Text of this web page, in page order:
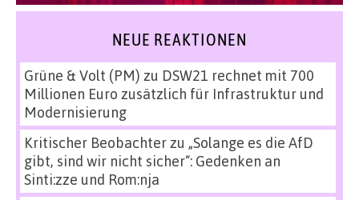
NEUE REAKTIONEN
Grüne & Volt (PM) zu DSW21 rechnet mit 700
Millionen Euro zusätzlich für Infrastruktur und
Modernisierung
Kritischer Beobachterzu „Solange es die AfD
gibt, sind wir nicht sicher“: Gedenken an
Sinti:zze und Rom:nja